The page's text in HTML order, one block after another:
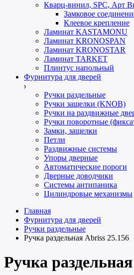
Кварц-винил, SPC, Арт
Замковое
Клеевое крепление
Ламинат KASTAMONU
Ламинат KRONOSPAN
Ламинат KRONOSTAR
Ламинат TARKET
Плинтус напольный
Фурнитура для дверей
Ручки раздельные
Ручки защелки (KNOB)
Ручки на раздвижные
Ручки поворотные
Замки, защелки
Петли
Раздвижные системы
Упоры дверные
Автоматические пороги
Дверные доводчики
Системы антипаника
Цилиндровые механизмы
Главная
Фурнитура для дверей
Ручки раздельные
Ручка раздельная Abriss 25.156
Ручка